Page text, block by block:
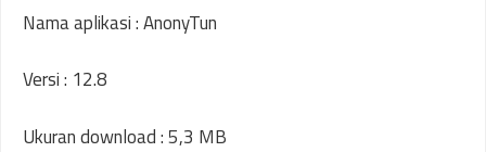
Nama aplikasi : AnonyTun
Versi : 12.8
Ukuran download : 5,3 MB